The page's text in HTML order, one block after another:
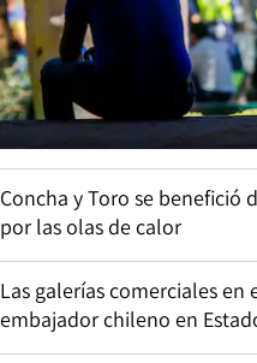
Concha y Toro se benefició
por las olas de calor
Las galerías comerciales
embajador chileno en